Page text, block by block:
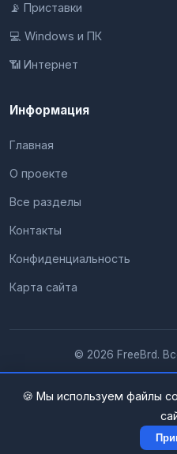
📡 Приставки
💻 Windows и ПК
📶 Интернет
Информация
Главная
О проекте
Все разделы
Контакты
Конфиденциальность
Карта сайта
© 2026 FreeBrd.
🍪 Мы используем файлы